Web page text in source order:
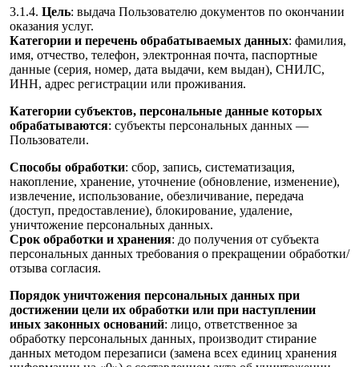
3.1.4. Цель: выдача Пользователю документов по окончании
оказания услуг.
Категории и перечень обрабатываемых данных: фамилия,
имя, отчество, телефон, электронная почта, паспортные
данные (серия, номер, дата выдачи, кем выдан), СНИЛС,
ИНН, адрес регистрации или проживания.
Категории субъектов, персональные данные которых
обрабатываются: субъекты персональных данных —
Пользователи.
Способы обработки: сбор, запись, систематизация,
накопление, хранение, уточнение (обновление, изменение),
извлечение, использование, обезличивание, передача
(доступ, предоставление), блокирование, удаление,
уничтожение персональных данных.
Срок обработки и хранения: до получения от субъекта
персональных данных требования о прекращении обработки/
отзыва согласия.
Порядок уничтожения персональных данных при
достижении цели их обработки или при наступлении
иных законных оснований: лицо, ответственное за
обработку персональных данных, производит стирание
данных методом перезаписи (замена всех единиц хранения